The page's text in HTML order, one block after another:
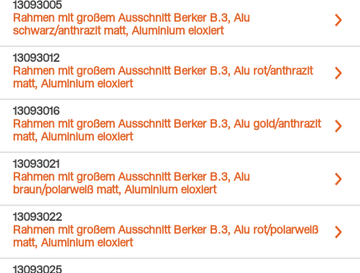
13093005
Rahmen mit großem Ausschnitt Berker B.3, Alu
schwarz/anthrazit matt, Aluminium eloxiert
13093012
Rahmen mit großem Ausschnitt Berker B.3, Alu rot/anthrazit
matt, Aluminium eloxiert
13093016
Rahmen mit großem Ausschnitt Berker B.3, Alu gold/anthrazit
matt, Aluminium eloxiert
13093021
Rahmen mit großem Ausschnitt Berker B.3, Alu
braun/polarweiß matt, Aluminium eloxiert
13093022
Rahmen mit großem Ausschnitt Berker B.3, Alu rot/polarweiß
matt, Aluminium eloxiert